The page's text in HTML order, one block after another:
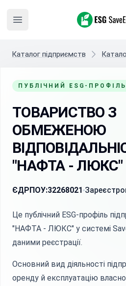
Open main menu
ESG
Каталог підприємств
ПУБЛІЧНИЙ ESG-
ТОВАРИСТВО З
ОБМЕЖЕНОЮ
"НАФТА - ЛЮКС"
ЄДРПОУ:32268021
Це публічний ESG-профіль
"НАФТА - ЛЮКС" у системі
даними реєстрації.
Основний вид діяльності
оренду й експлуатацію